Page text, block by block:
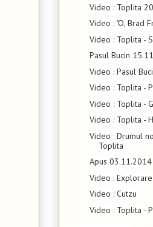
Video : Toplita
Video : "O, Brad
Video : Toplita -
Pasul Bucin
Video : Pasul
Video : Toplita -
Video : Toplita -
Video : Toplita -
Video : Drumul
Toplita
Apus 03.11.2014
Video :
Video : Cutzu
Video : Toplita -